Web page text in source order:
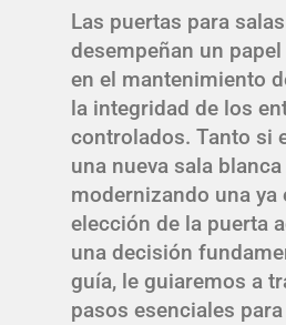
Las puertas para
desempeñan un
en el mantenimiento
la integridad de los
controlados. Tanto si
una nueva sala
modernizando una ya
elección de la puerta
una decisión
guía, le guiaremos a
pasos esenciales